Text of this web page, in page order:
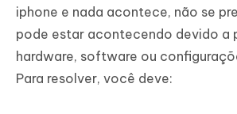
iphone e nada acontece, não se
pode estar acontecendo devido a
hardware, software ou
Para resolver, você deve: